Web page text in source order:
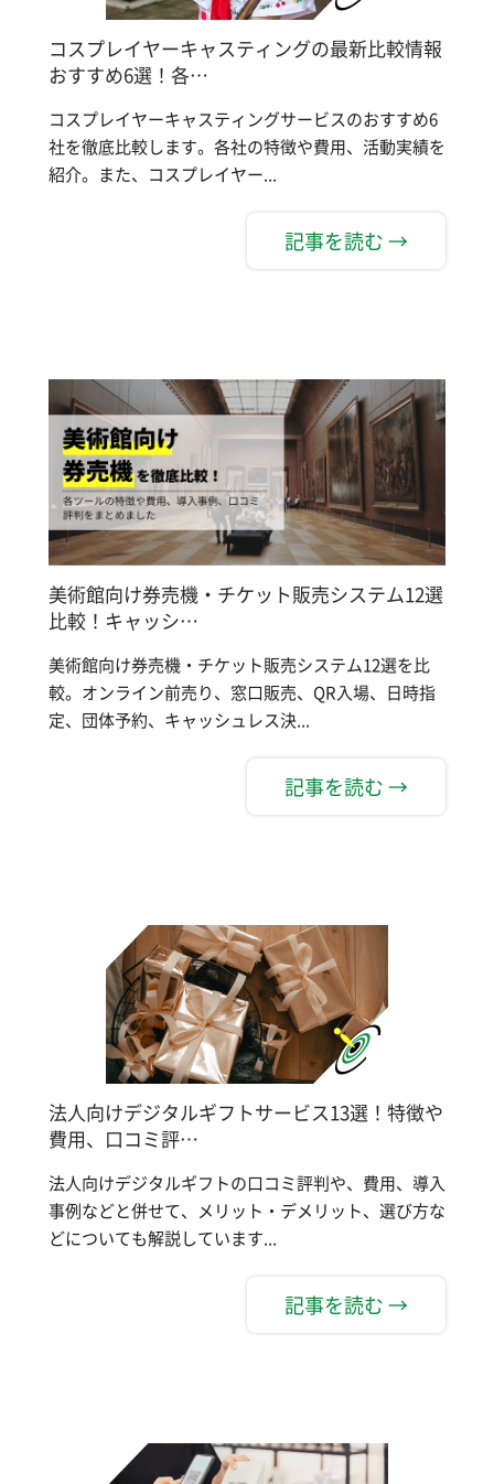
コスプレイヤーキャスティングの最新比較情報
おすすめ6選！各…
コスプレイヤーキャスティングサービスのおすすめ6
社を徹底比較します。各社の特徴や費用、活動実績を
紹介。また、コスプレイヤー...
記事を読む →
美術館向け券売機・チケット販売システム12選
比較！キャッシ…
美術館向け券売機・チケット販売システム12選を比
較。オンライン前売り、窓口販売、QR入場、日時指
定、団体予約、キャッシュレス決...
記事を読む →
法人向けデジタルギフトサービス13選！特徴や
費用、口コミ評…
法人向けデジタルギフトの口コミ評判や、費用、導入
事例などと併せて、メリット・デメリット、選び方な
どについても解説しています...
記事を読む →